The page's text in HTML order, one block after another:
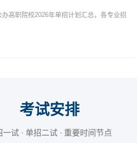
办高职院校2026年单招计划汇总，各专业招
考试安排
一试 · 单招二试 · 重要时间节点